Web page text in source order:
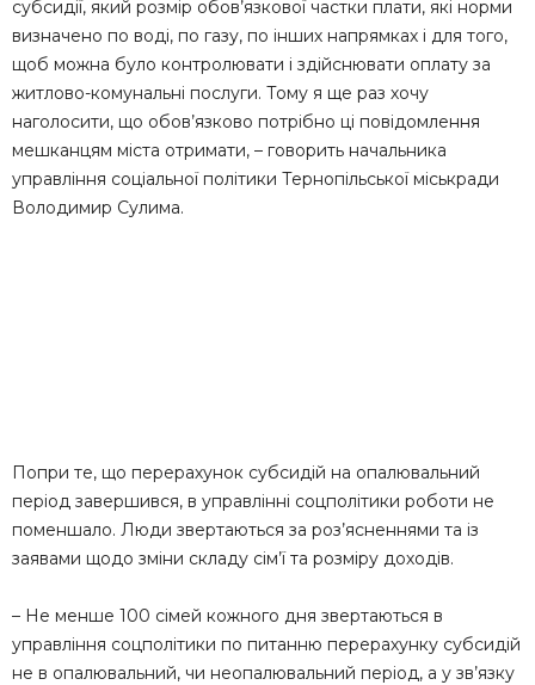
субсидії, який розмір обов’язкової частки плати, які норми
визначено по воді, по газу, по інших напрямках і для того,
щоб можна було контролювати і здійснювати оплату за
житлово-комунальні послуги. Тому я ще раз хочу
наголосити, що обов’язково потрібно ці повідомлення
мешканцям міста отримати, – говорить начальника
управління соціальної політики Тернопільської міськради
Володимир Сулима.
Попри те, що перерахунок субсидій на опалювальний
період завершився, в управлінні соцполітики роботи не
поменшало. Люди звертаються за роз’ясненнями та із
заявами щодо зміни складу сім’ї та розміру доходів.
– Не менше 100 сімей кожного дня звертаються в
управління соцполітики по питанню перерахунку субсидій
не в опалювальний, чи неопалювальний період, а у зв’язку